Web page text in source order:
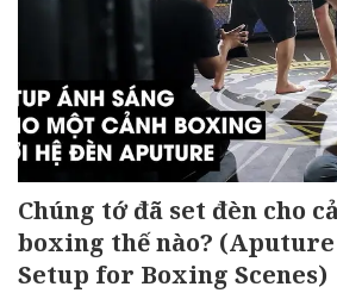
Chúng tớ đã set đèn cho
boxing thế nào?
Setup for Boxing Scenes)